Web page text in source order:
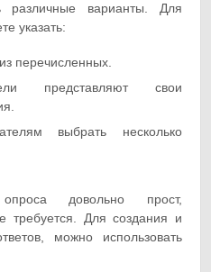
различные варианты. Для
указать:
перечисленных.
представляют свои
выбрать несколько
довольно прост,
требуется. Для создания и
можно использовать